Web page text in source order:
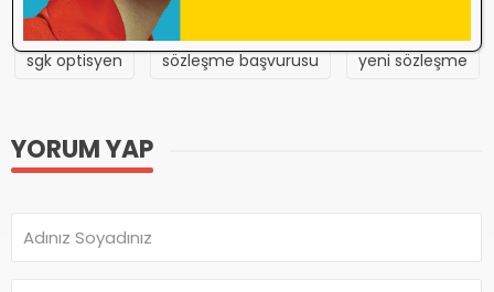
optisyen sözleşmesi
sgk optisyen
sözleşme başvurusu yeni sözleşme
YORUM YAP